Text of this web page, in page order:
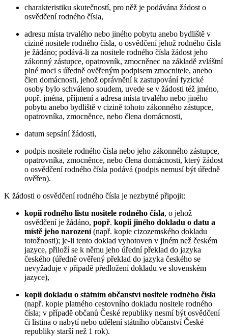
charakteristiku skutečností, pro něž je podávána žádost o
osvědčení rodného čísla,
adresu místa trvalého nebo jiného pobytu anebo bydliště v
cizině nositele rodného čísla, o osvědčení jehož rodného čísla
je žádáno; podává-li za nositele rodného čísla žádost jeho
zákonný zástupce, opatrovník, zmocněnec na základě zvláštní
plné moci s úředně ověřeným podpisem zmocnitele, anebo
člen domácnosti, jehož oprávnění k zastupování fyzické
osoby bylo schváleno soudem, uvede se v žádosti též jméno,
popř. jména, příjmení a adresa místa trvalého nebo jiného
pobytu anebo bydliště v cizině tohoto zákonného zástupce,
opatrovníka, zmocněnce, nebo člena domácnosti,
datum sepsání žádosti,
podpis nositele rodného čísla nebo jeho zákonného zástupce,
opatrovníka, zmocněnce, nebo člena domácnosti, který žádost
o osvědčení rodného čísla podává (podpis nemusí být úředně
ověřen).
K žádosti o osvědčení rodného čísla je nezbytné připojit:
kopii rodného listu nositele rodného čísla, o jehož
osvědčení je žádáno, popř. kopii jiného dokladu o datu a
místě jeho narození(např. kopie cizozemského dokladu
totožnosti); je-li tento doklad vyhotoven v jiném než českém
jazyce, přiloží se k němu jeho úřední překlad do jazyka
českého (úředně ověřený překlad do jazyka českého se
nevyžaduje v případě předložení dokladu ve slovenském
jazyce),
kopii dokladu o státním občanství nositele rodného čísla
(např. kopie platného cestovního dokladu nositele rodného
čísla; v případě občanů České republiky nesmí být osvědčení
či listina o nabytí nebo udělení státního občanství České
republiky starší než 1 rok).